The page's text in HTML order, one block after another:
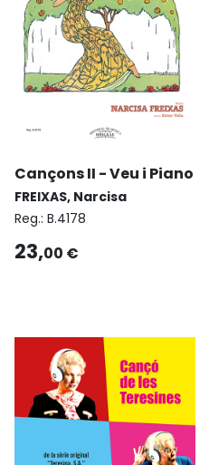
Cançons II - Veu i Piano
FREIXAS, Narcisa
Reg.: B.4178
23,00 €